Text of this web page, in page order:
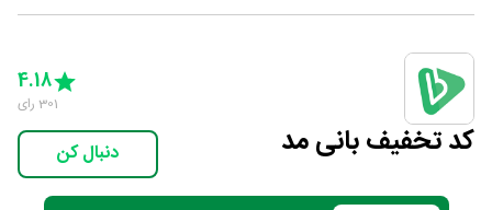
کد تخفیف بانی مد
4 Stars
5 Stars
4.18
301 رای
دنبال کن